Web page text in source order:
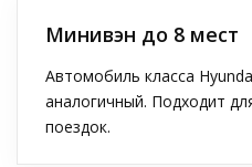
Минивэн до 8 мест
Автомобиль класса
аналогичный. Подходит
поездок.